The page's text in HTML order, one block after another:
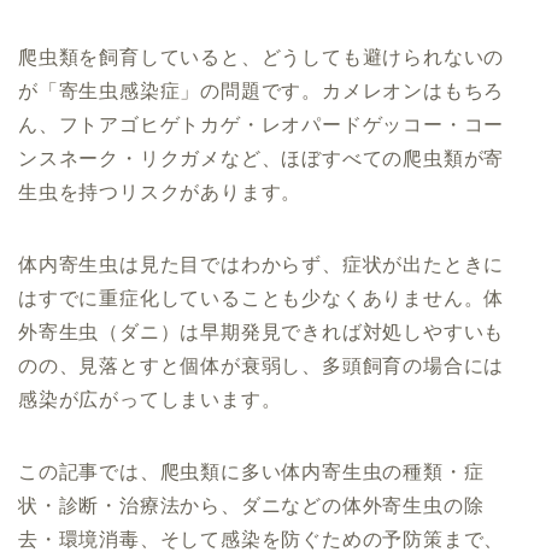
爬虫類を飼育していると、どうしても避けられないの
が「寄生虫感染症」の問題です。カメレオンはもちろ
ん、フトアゴヒゲトカゲ・レオパードゲッコー・コー
ンスネーク・リクガメなど、ほぼすべての爬虫類が寄
生虫を持つリスクがあります。
体内寄生虫は見た目ではわからず、症状が出たときに
はすでに重症化していることも少なくありません。体
外寄生虫（ダニ）は早期発見できれば対処しやすいも
のの、見落とすと個体が衰弱し、多頭飼育の場合には
感染が広がってしまいます。
この記事では、爬虫類に多い体内寄生虫の種類・症
状・診断・治療法から、ダニなどの体外寄生虫の除
去・環境消毒、そして感染を防ぐための予防策まで、